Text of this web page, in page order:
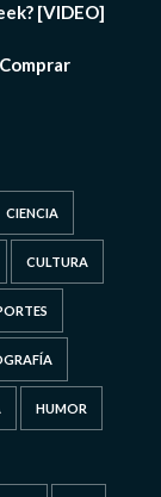
[VIDEO]
CIENCIA
CULTURA
HUMOR